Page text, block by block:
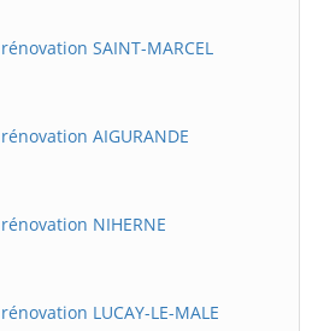
SAINT-MARCEL
AIGURANDE
NIHERNE
LUCAY-LE-MALE